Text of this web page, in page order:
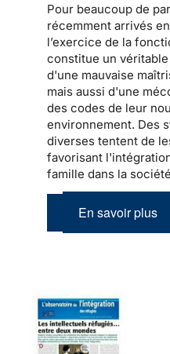
Pour beaucoup de
récemment arrivés
l’exercice de la
constitue un
d'une mauvaise
mais aussi d'une
des codes de leur
environnement. Des
diverses tentent de
favorisant
famille dans la
En savoir plus